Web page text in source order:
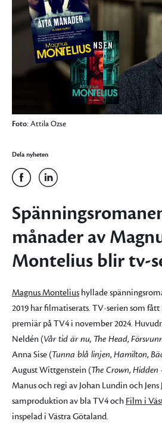
Foto:Attila Ozse
Dela nyheten
månader av
Montelius blir tv-
Magnus Montelius hyllade
2019 har filmatiserats. TV-serien som
premiär på TV4 i november 2024.
Neldén (Vår tid är nu, The Head,
Anna Sise (Tunna blå linjen, Hamilton,
August Wittgenstein (The Crown, Hidden
Manus och regi av Johan Lundin och Jens
samproduktion av bla TV4 och Film i
inspelad i Västra Götaland.